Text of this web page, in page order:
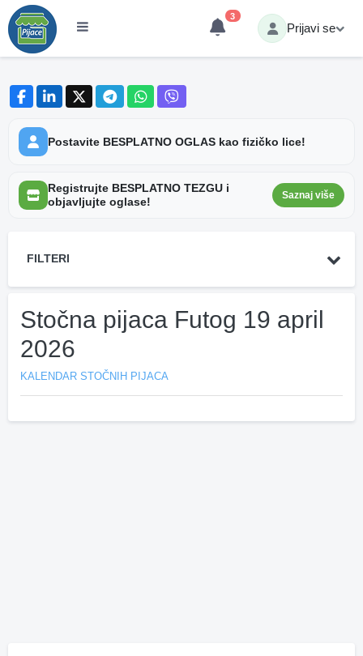
3
Prijavi se
Postavite BESPLATNO OGLAS kao fizičko lice!
Registrujte BESPLATNO TEZGU i
objavljujte oglase!
Saznaj više
FILTERI
Stočna pijaca Futog 19 april
2026
KALENDAR STOČNIH PIJACA